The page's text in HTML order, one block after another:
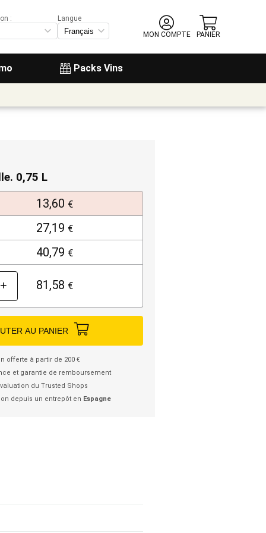
Packs Vins
:
Langue
MON COMPTE
PANIER
0,75 L
13,60 €
27,19 €
40,79 €
+ 81,58 €
AU PANIER
offerte à partir de 200 €
et garantie de remboursement
du Trusted Shops
depuis un entrepôt en Espagne